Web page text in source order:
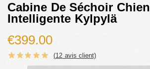
Cabine De Séchoir Chien
Intelligente Kylpylä
€399.00
(12 avis client)